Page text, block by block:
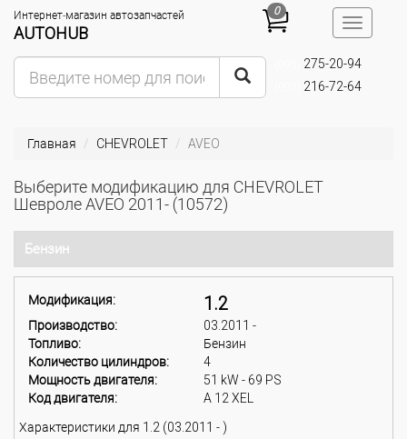
Toggle
0
Интернет-магазин автозапчастей
AUTOHUB
275-20-94
216-72-64
Главная CHEVROLET AVEO
Выберите модификацию для CHEVROLET
Шевроле AVEO 2011- (10572)
Бензин
Модификация: 1.2
Производство:
03.2011 -
Топливо:
Бензин
Количество цилиндров:
4
Мощность двигателя:
51 kW - 69 PS
Код двигателя:
A 12 XEL
Характеристики для 1.2 (03.2011 - )